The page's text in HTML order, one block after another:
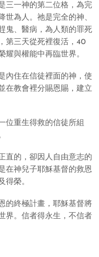
三一神的第二位格，為完
世為人。祂是完全的神、
鬼、醫病，為人類的罪死
第三天從死裡復活，40
耀與權能中再臨世界。
內住在信徒裡面的神，使
在教會裡分賜恩賜，建立
位重生得救的信徒所組
直的，卻因人自由意志的
在神兒子耶穌基督的救恩
得榮。
的終極計畫，耶穌基督將
界。信者得永生，不信者